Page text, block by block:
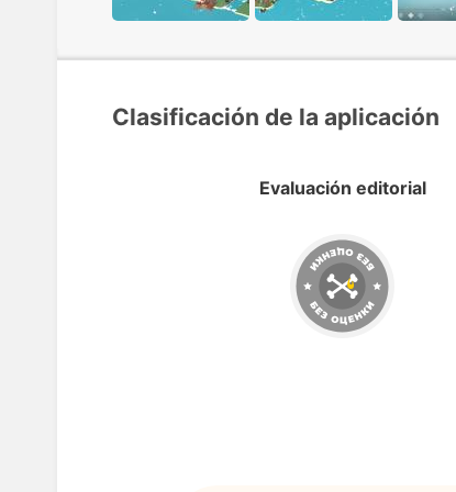
Clasificación de la aplicación
Evaluación editorial